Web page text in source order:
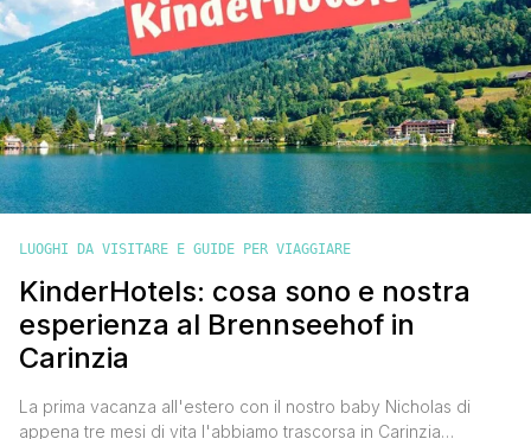
LUOGHI DA VISITARE E GUIDE PER VIAGGIARE
KinderHotels: cosa sono e nostra
esperienza al Brennseehof in
Carinzia
La prima vacanza all'estero con il nostro baby Nicholas di
appena tre mesi di vita l'abbiamo trascorsa in Carinzia